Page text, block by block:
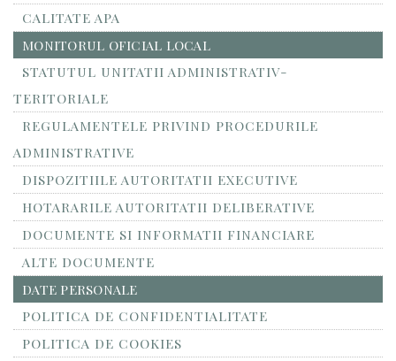
CALITATE APA
MONITORUL OFICIAL LOCAL
STATUTUL UNITATII ADMINISTRATIV-
TERITORIALE
REGULAMENTELE PRIVIND PROCEDURILE
ADMINISTRATIVE
DISPOZITIILE AUTORITATII EXECUTIVE
HOTARARILE AUTORITATII DELIBERATIVE
DOCUMENTE SI INFORMATII FINANCIARE
ALTE DOCUMENTE
DATE PERSONALE
POLITICA DE CONFIDENTIALITATE
POLITICA DE COOKIES